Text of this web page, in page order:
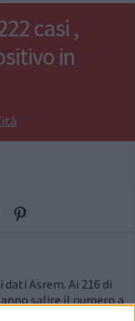
casi ,
in
Asrem. Ai 216 di
salire il numero a